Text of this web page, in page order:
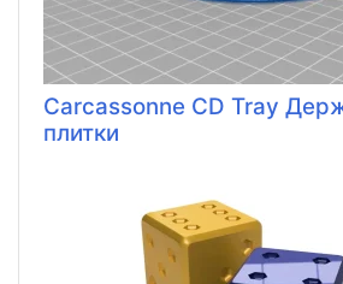
Carcassonne CD Tray
плитки